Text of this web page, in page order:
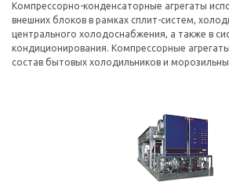
Компрессорно-конденсаторные агрегаты
внешних блоков в рамках сплит-систем,
центрального холодоснабжения, а также в
кондиционирования. Компрессорные
состав бытовых холодильников и